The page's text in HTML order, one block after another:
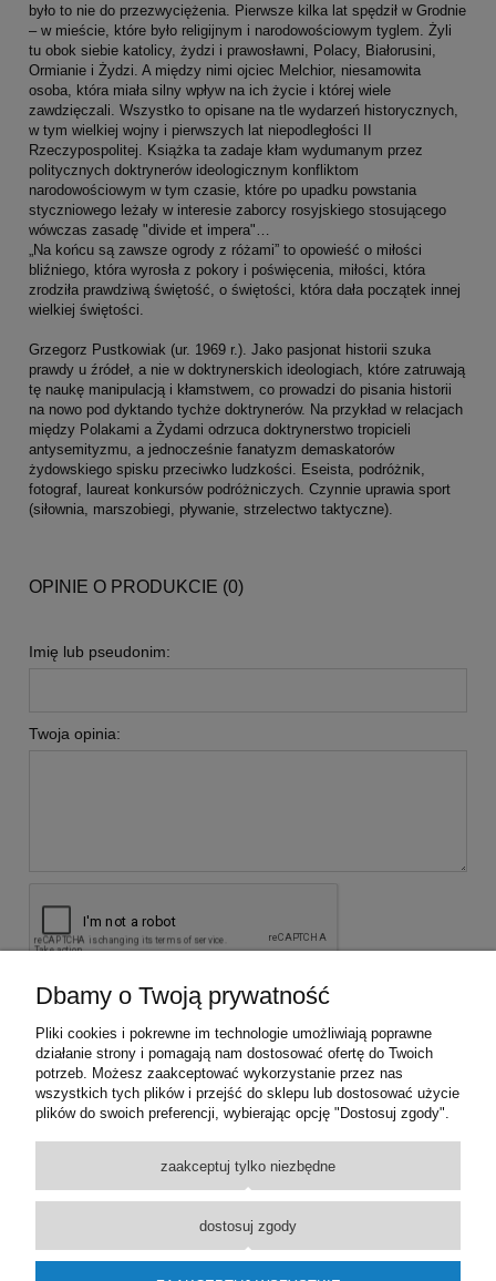
było to nie do przezwyciężenia. Pierwsze kilka lat spędził w Grodnie
– w mieście, które było religijnym i narodowościowym tyglem. Żyli
tu obok siebie katolicy, żydzi i prawosławni, Polacy, Białorusini,
Ormianie i Żydzi. A między nimi ojciec Melchior, niesamowita
osoba, która miała silny wpływ na ich życie i której wiele
zawdzięczali. Wszystko to opisane na tle wydarzeń historycznych,
w tym wielkiej wojny i pierwszych lat niepodległości II
Rzeczypospolitej. Książka ta zadaje kłam wydumanym przez
politycznych doktrynerów ideologicznym konfliktom
narodowościowym w tym czasie, które po upadku powstania
styczniowego leżały w interesie zaborcy rosyjskiego stosującego
wówczas zasadę "divide et impera"…
„Na końcu są zawsze ogrody z różami” to opowieść o miłości
bliźniego, która wyrosła z pokory i poświęcenia, miłości, która
zrodziła prawdziwą świętość, o świętości, która dała początek innej
wielkiej świętości.
Grzegorz Pustkowiak (ur. 1969 r.). Jako pasjonat historii szuka
prawdy u źródeł, a nie w doktrynerskich ideologiach, które zatruwają
tę naukę manipulacją i kłamstwem, co prowadzi do pisania historii
na nowo pod dyktando tychże doktrynerów. Na przykład w relacjach
między Polakami a Żydami odrzuca doktrynerstwo tropicieli
antysemityzmu, a jednocześnie fanatyzm demaskatorów
żydowskiego spisku przeciwko ludzkości. Eseista, podróżnik,
fotograf, laureat konkursów podróżniczych. Czynnie uprawia sport
(siłownia, marszobiegi, pływanie, strzelectwo taktyczne).
OPINIE O PRODUKCIE (0)
Imię lub pseudonim:
Twoja opinia:
KONTAKT Z NAMI
INFORMACJE
MOJE KONTO
Dbamy o Twoją prywatność
Pliki cookies i pokrewne im technologie umożliwiają poprawne
działanie strony i pomagają nam dostosować ofertę do Twoich
potrzeb. Możesz zaakceptować wykorzystanie przez nas
wszystkich tych plików i przejść do sklepu lub dostosować użycie
plików do swoich preferencji, wybierając opcję "Dostosuj zgody".
zaakceptuj tylko niezbędne
dostosuj zgody